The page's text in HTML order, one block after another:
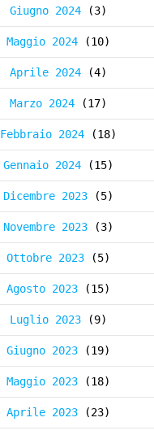
Giugno 2024 (3)
Maggio 2024 (10)
Aprile 2024 (4)
Marzo 2024 (17)
Febbraio 2024 (18)
Gennaio 2024 (15)
Dicembre 2023 (5)
Novembre 2023 (3)
Ottobre 2023 (5)
Agosto 2023 (15)
Luglio 2023 (9)
Giugno 2023 (19)
Maggio 2023 (18)
Aprile 2023 (23)